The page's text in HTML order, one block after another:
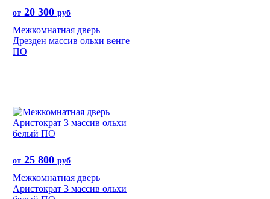
от 20 300 руб
Межкомнатная дверь
Дрезден массив ольхи венге
ПО
от 25 800 руб
Межкомнатная дверь
Аристократ 3 массив ольхи